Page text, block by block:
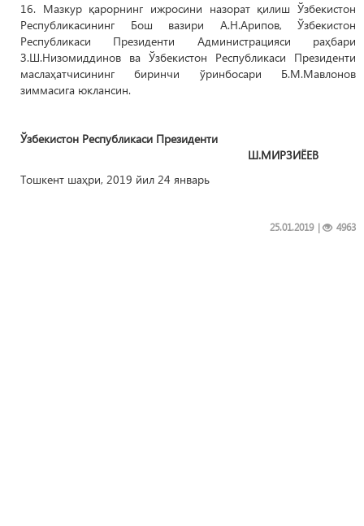
16. Мазкур қарорнинг ижросини назорат қилиш Ўзбекистон
Республикасининг Бош вазири А.Н.Арипов, Ўзбекистон
Республикаси Президенти Администрацияси раҳбари
З.Ш.Низомиддинов ва Ўзбекистон Республикаси Президенти
маслаҳатчисининг биринчи ўринбосари Б.М.Мавлонов
зиммасига юклансин.
Ўзбекистон Республикаси Президенти
Ш.МИРЗИЁЕВ
Тошкент шаҳри, 2019 йил 24 январь
| 4963
25.01.2019